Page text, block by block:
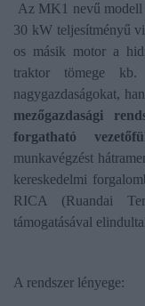
Az MK1 nevű
30 kW teljesítményű
os másik motor a
traktor tömege kb.
nagygazdaságokat,
mezőgazdasági
forgatható
munkavégzést
kereskedelmi
RICA (Ruandai
támogatásával
A rendszer lényege: